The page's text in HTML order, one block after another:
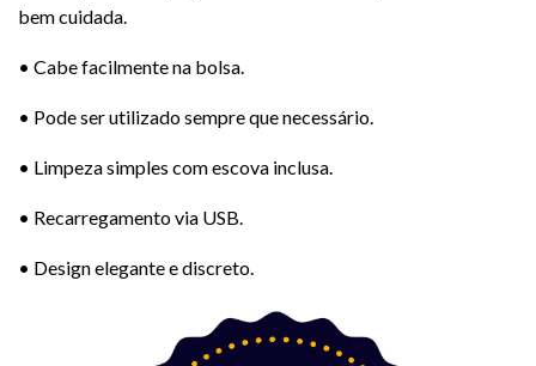
bem cuidada.
• Cabe facilmente na bolsa.
• Pode ser utilizado sempre que necessário.
• Limpeza simples com escova inclusa.
• Recarregamento via USB.
• Design elegante e discreto.